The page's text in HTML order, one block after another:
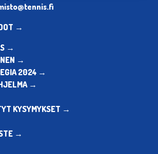
→
→
→
2024 →
→
KYSYMYKSET →
→